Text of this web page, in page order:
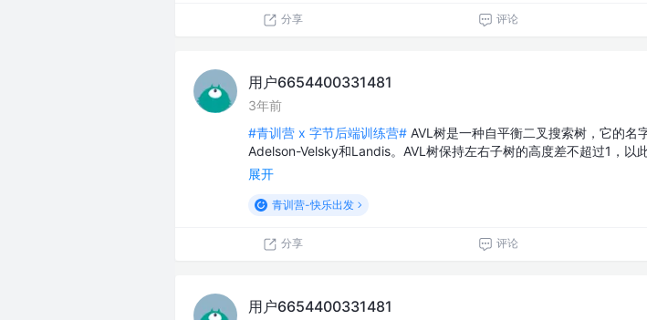
分享 评论
用户6654400331481
3年前
#青训营 x 字节后端训练营# AVL树是一种自平衡二叉搜索树，它的名
Adelson-Velsky和Landis。AVL树保持左右子树的高度差不超过1，以
展开
青训营-快乐出发
分享 评论
用户6654400331481